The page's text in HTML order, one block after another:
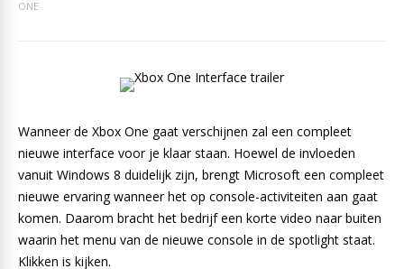
ONE
Wanneer de Xbox One gaat verschijnen zal een compleet
nieuwe interface voor je klaar staan. Hoewel de invloeden
vanuit Windows 8 duidelijk zijn, brengt Microsoft een compleet
nieuwe ervaring wanneer het op console-activiteiten aan gaat
komen. Daarom bracht het bedrijf een korte video naar buiten
waarin het menu van de nieuwe console in de spotlight staat.
Klikken is kijken.